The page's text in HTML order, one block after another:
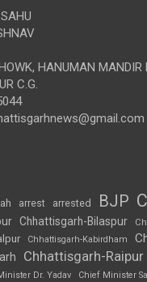
HANUMAN MANDIR
C.G.
arrest arrested BJP
Chhattisgarh-Bilaspur
Chhattisgarh-Kabirdham
Chhattisgarh-Raipur
Dr. Yadav Chief Minister